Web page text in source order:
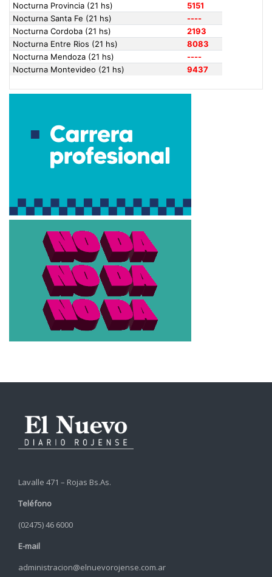
Lavalle 471 – Rojas Bs.As.
Teléfono
(02475) 46 6000
E-mail
administracion@elnuevorojense.com.ar